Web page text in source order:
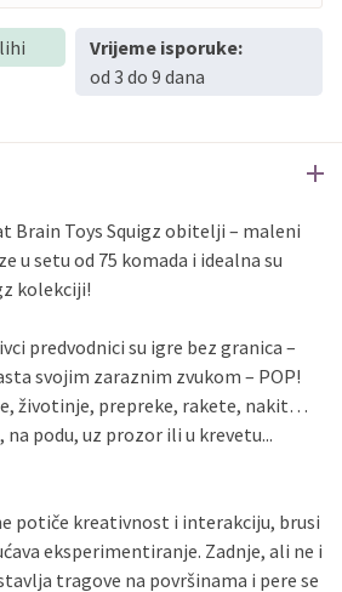
Vrijeme isporuke:
od 3 do 9 dana
Brain Toys Squigz obitelji – maleni
u setu od 75 komada i idealna su
kolekciji!
predvodnici su igre bez granica –
svojim zaraznim zvukom – POP!
životinje, prepreke, rakete, nakit…
na podu, uz prozor ili u krevetu...
potiče kreativnost i interakciju, brusi
eksperimentiranje. Zadnje, ali ne i
tragove na površinama i pere se